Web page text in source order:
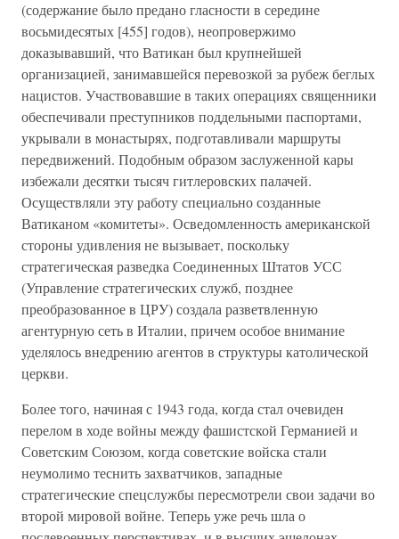
(содержание было предано гласности в середине
восьмидесятых [455] годов), неопровержимо
доказывавший, что Ватикан был крупнейшей
организацией, занимавшейся перевозкой за рубеж беглых
нацистов. Участвовавшие в таких операциях священники
обеспечивали преступников поддельными паспортами,
укрывали в монастырях, подготавливали маршруты
передвижений. Подобным образом заслуженной кары
избежали десятки тысяч гитлеровских палачей.
Осуществляли эту работу специально созданные
Ватиканом «комитеты». Осведомленность американской
стороны удивления не вызывает, поскольку
стратегическая разведка Соединенных Штатов УСС
(Управление стратегических служб, позднее
преобразованное в ЦРУ) создала разветвленную
агентурную сеть в Италии, причем особое внимание
уделялось внедрению агентов в структуры католической
церкви.
Более того, начиная с 1943 года, когда стал очевиден
перелом в ходе войны между фашистской Германией и
Советским Союзом, когда советские войска стали
неумолимо теснить захватчиков, западные
стратегические спецслужбы пересмотрели свои задачи во
второй мировой войне. Теперь уже речь шла о